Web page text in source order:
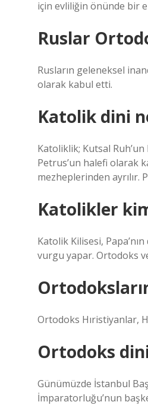
için evliliğin önünde bir
Ruslar
Rusların geleneksel
olarak kabul etti.
Katolik dini
Katoliklik; Kutsal
Petrus’un halefi olarak
mezheplerinden ayrılır.
Katolikler
Katolik Kilisesi,
vurgu yapar. Ortodoks
Ortodoks Hıristiyanlar,
Ortodoks
Günümüzde İstanbul
İmparatorluğu’nun